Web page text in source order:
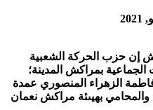
إن حزب الحركة الشعبية
بمراكش المدينة؛
فاطمة الزهراء المنصوري عمدة
بهيىئة مراكش نعمان